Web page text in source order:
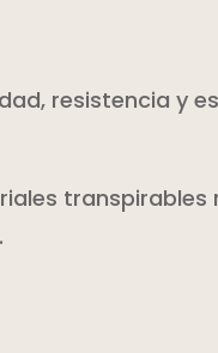
resistencia y
transpirables